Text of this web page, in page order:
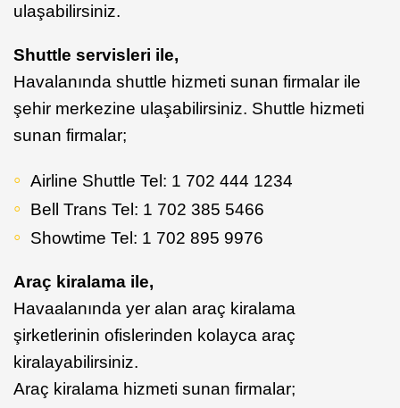
ulaşabilirsiniz.
Shuttle servisleri ile,
Havalanında shuttle hizmeti sunan firmalar ile
şehir merkezine ulaşabilirsiniz. Shuttle hizmeti
sunan firmalar;
Airline Shuttle Tel: 1 702 444 1234
Bell Trans Tel: 1 702 385 5466
Showtime Tel: 1 702 895 9976
Araç kiralama ile,
Havaalanında yer alan araç kiralama
şirketlerinin ofislerinden kolayca araç
kiralayabilirsiniz.
Araç kiralama hizmeti sunan firmalar;